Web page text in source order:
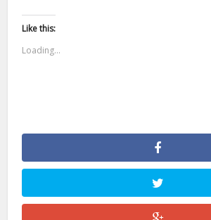
Like this:
Loading...